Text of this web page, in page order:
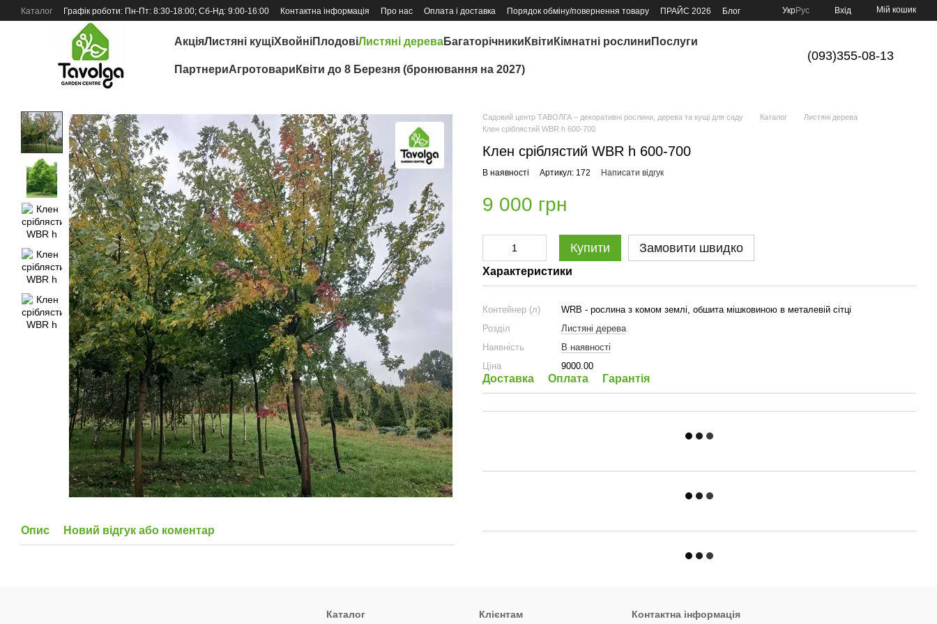
Перейти до основного контенту
Каталог Графік роботи: Пн-Пт: 8:30-18:00; Сб-Нд: 9:00-16:00 Контактна інформація Про нас Оплата і доставка Порядок обміну/повернення товару ПРАЙС 2026
Блог
Відгуки про магазин
УкрРус Вхід Мій кошик
АкціяЛистяні кущіХвойніПлодовіЛистяні дереваБагаторічники Квіти Кімнатні рослини Послуги
ПартнериАгротовари Квіти до 8 Березня (бронювання на 2027)
(093)355-08-13
Опис Новий відгук або коментар
Садовий центр ТАВОЛГА – декоративні рослини, дерева та кущі для саду Каталог
Листяні дерева
Клен сріблястий WBR h 600-700
Клен сріблястий WBR h 600-700
В наявності Артикул: 172 Написати відгук
9 000 грн
Купити Замовити швидко
Характеристики
Контейнер (л)
WRB - рослина з комом землі, обшита мішковиною в металевій сітці
Розділ
Листяні дерева
Наявність
В наявності
Ціна
9000.00
Доставка Оплата Гарантія
Каталог Клієнтам Контактна інформація